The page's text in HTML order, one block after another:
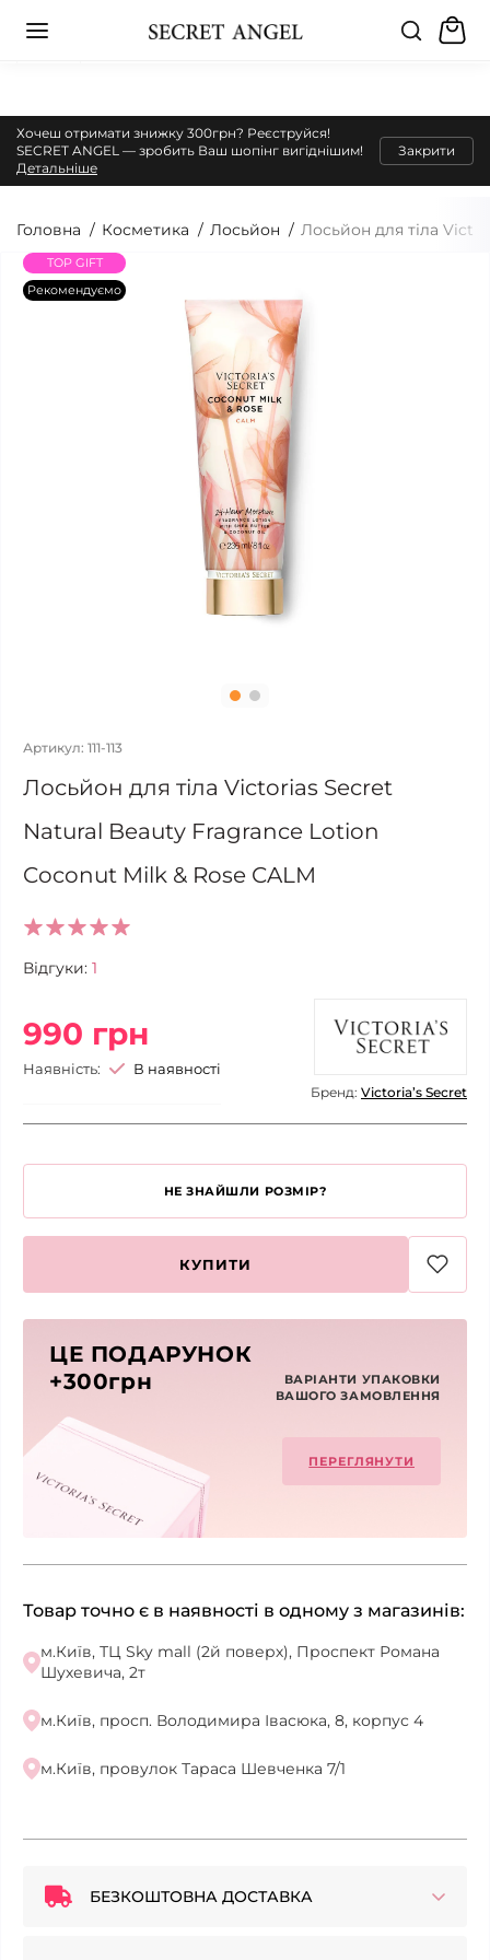
Хочеш отримати знижку 300грн? Реєструйся!
SECRET ANGEL — зробить Ваш шопінг вигіднішим!
Детальніше
Закрити
Головна Косметика Лосьйон Лосьйон для тіла
TOP GIFT
Рекомендуємо
Артикул: 111-113
Лосьйон для тіла Victorias Secret
Natural Beauty Fragrance Lotion
Coconut Milk & Rose CALM
Відгуки: 1
990 грн
Наявність: В наявності
Бренд: Victoria’s Secret
НЕ ЗНАЙШЛИ РОЗМІР?
КУПИТИ
ЦЕ ПОДАРУНОК
+300грн
ВАРІАНТИ УПАКОВКИ
ВАШОГО ЗАМОВЛЕННЯ
ПЕРЕГЛЯНУТИ
Товар точно є в наявності в одному з магазинів:
м.Київ, ТЦ Sky mall (2й поверх), Проспект Романа
Шухевича, 2т
м.Київ, просп. Володимира Івасюка, 8, корпус 4
м.Київ, провулок Тараса Шевченка 7/1
БЕЗКОШТОВНА ДОСТАВКА